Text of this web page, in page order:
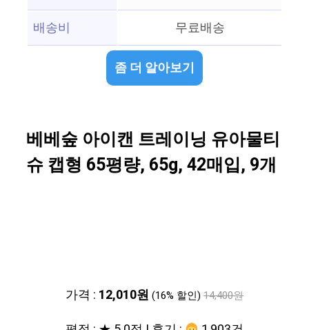
배송비
무료배송
좀 더 알아보기
베베숲 아이캔 트레이닝 유아물티
슈 캡형 65평량, 65g, 42매입, 9개
가격 : 12,010원 (16% 할인) 14,400원